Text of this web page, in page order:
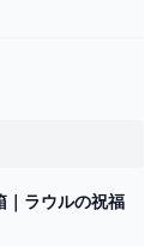
｜ラウルの祝福